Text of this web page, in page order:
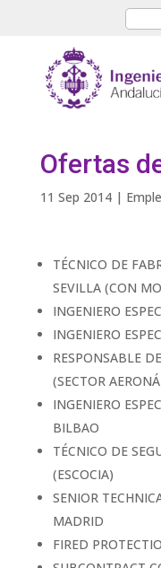
Ofertas
11 Sep 2014|
TÉCNICO DE
SEVILLA (CON
INGENIERO
INGENIERO
RESPONSABLE
(SECTOR
INGENIERO
BILBAO
TÉCNICO DE
(ESCOCIA)
SENIOR
MADRID
FIRED